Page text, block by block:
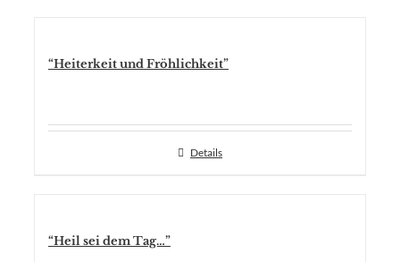
“Heiterkeit und Fröhlichkeit”
Details
“Heil sei dem Tag…”